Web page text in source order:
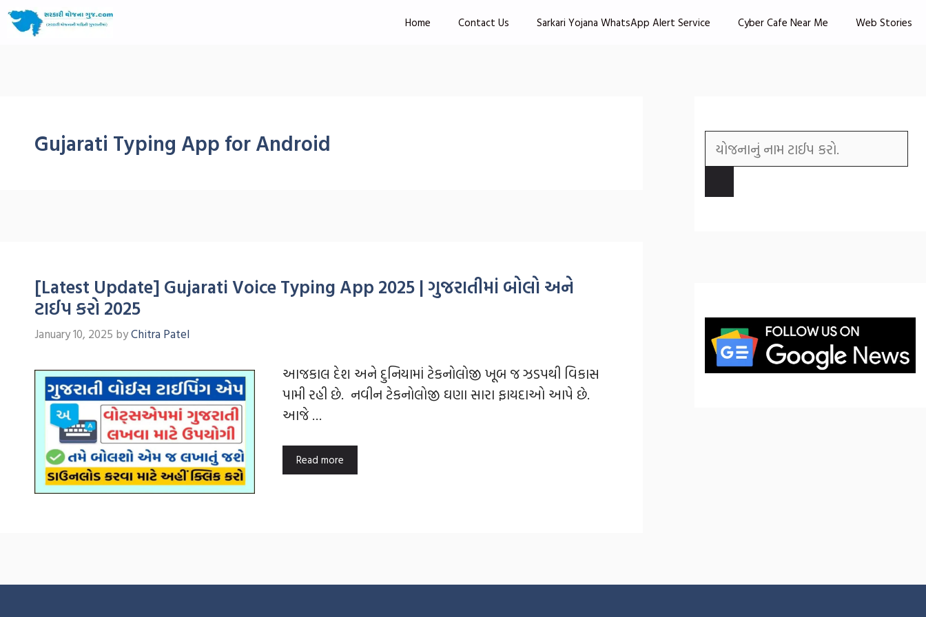
Home Contact Us Sarkari Yojana WhatsApp Alert Service Cyber Cafe Near Me Web Stories
Gujarati Typing App for Android
[Latest Update] Gujarati Voice Typing App 2025 | ગુજરાતીમાં બોલો અને
ટાઈપ કરો 2025
January 10, 2025 byChitra Patel
આજકાલ દેશ અને દુનિયામાં ટેકનોલોજી ખૂબ જ ઝડપથી વિકાસ
પામી રહી છે. નવીન ટેકનોલોજી ઘણા સારા ફાયદાઓ આપે છે.
આજે …
Read more